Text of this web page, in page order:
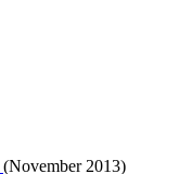
(November 2013)